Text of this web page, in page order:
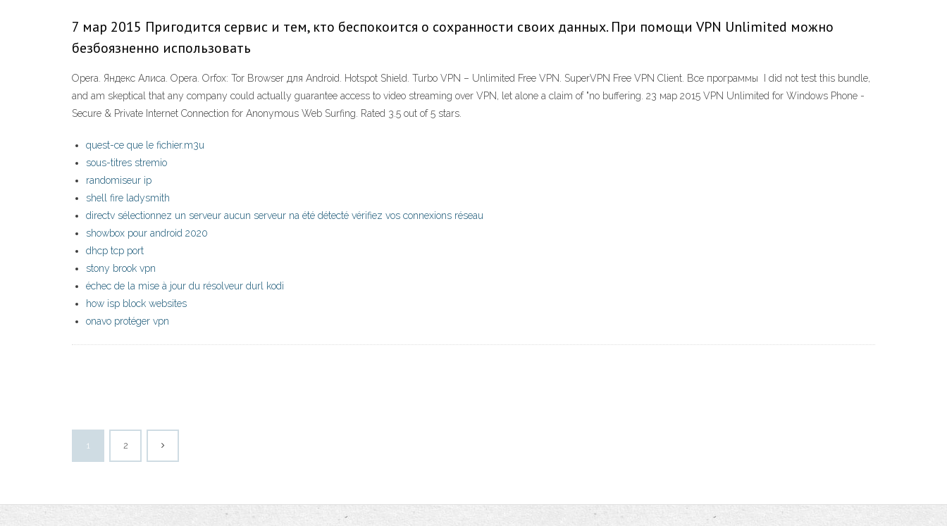
7 мар 2015 Пригодится сервис и тем, кто беспокоится о сохранности своих данных. При помощи VPN Unlimited можно
безбоязненно использовать
Opera. Яндекс Алиса. Opera. Orfox: Tor Browser для Android. Hotspot Shield. Turbo VPN – Unlimited Free VPN. SuperVPN Free VPN Client. Все программы I did not test this bundle,
and am skeptical that any company could actually guarantee access to video streaming over VPN, let alone a claim of "no buffering. 23 мар 2015 VPN Unlimited for Windows Phone -
Secure & Private Internet Connection for Anonymous Web Surfing. Rated 3.5 out of 5 stars.
quest-ce que le fichier.m3u
sous-titres stremio
randomiseur ip
shell fire ladysmith
directv sélectionnez un serveur aucun serveur na été détecté vérifiez vos connexions réseau
showbox pour android 2020
dhcp tcp port
stony brook vpn
échec de la mise à jour du résolveur durl kodi
how isp block websites
onavo protéger vpn
1 2